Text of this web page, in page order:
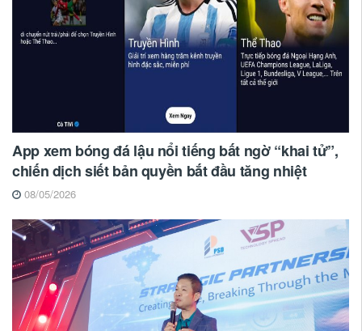
App xem bóng đá lậu nổi tiếng bất ngờ “khai tử”,
chiến dịch siết bản quyền bắt đầu tăng nhiệt
08/05/2026